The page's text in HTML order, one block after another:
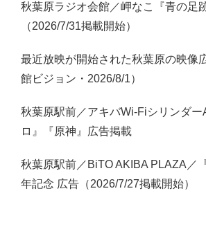
秋葉原ラジオ会館／岬なこ『青の足
（2026/7/31掲載開始）
最近放映が開始された秋葉原の映像
館ビジョン・2026/8/1）
秋葉原駅前／アキバWi-Fiシリンダ
ロ』『原神』広告掲載
秋葉原駅前／BiTO AKIBA PLAZA／
年記念 広告（2026/7/27掲載開始）